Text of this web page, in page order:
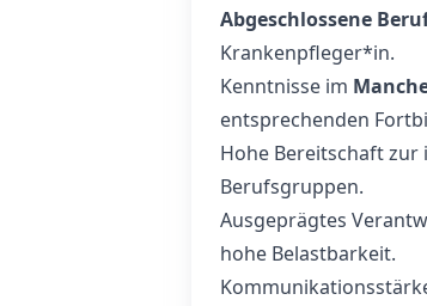
Abgeschlossene
Krankenpfleger*in.
Kenntnisse im
entsprechenden
Hohe Bereitschaft
Berufsgruppen.
Ausgeprägtes
hohe Belastbarkeit.